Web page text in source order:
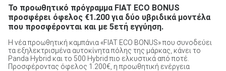
Το προωθητικό πρόγραμμα FIAT ECO BONUS
προσφέρει όφελος €1.200 για δύο υβριδικά μοντέλα
που προσφέρονται και με 5ετή εγγύηση.
Η νέα προωθητική καμπάνια «FIAT ECO BONUS» που συνοδεύει
τα εξηλεκτρισμένα αυτοκίνητα πόλης της μάρκας, κάνει το
Panda Hybrid και το 500 Hybrid πιο ελκυστικά από ποτέ.
Προσφέροντας όφελος 1.200€, η προωθητική ενέργεια